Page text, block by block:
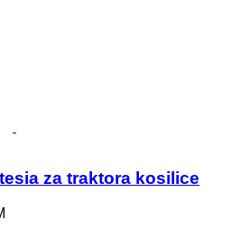
za traktora kosilice